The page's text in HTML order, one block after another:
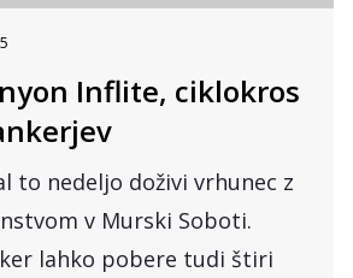
Inflite, ciklokros
to nedeljo doživi vrhunec z
v Murski Soboti.
lahko pobere tudi štiri